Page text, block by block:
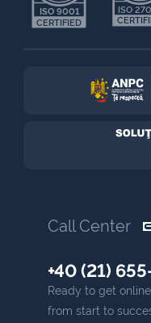
ISO 9001
CERTIFIED
ISO
Call Center
+40 (21)
Ready to get
from start to